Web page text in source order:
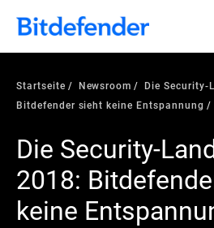
Startseite Newsroom
Die Security-
Bitdefender sieht keine Entspannung
Die Security-
2018:
keine